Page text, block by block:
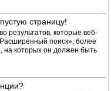
страницу!
результатов, которые веб-
поиск», более
на которых он должен быть